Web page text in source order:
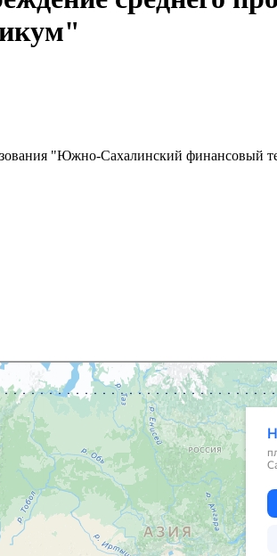
"Южно-Сахалинский финансовый